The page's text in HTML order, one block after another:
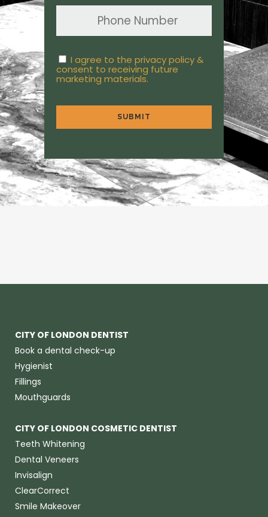
Consent
I agree to the privacy policy &
consent to receiving future
marketing materials.
CITY OF LONDON DENTIST
Book a dental check-up
Hygienist
Fillings
Mouthguards
CITY OF LONDON COSMETIC DENTIST
Teeth Whitening
Dental Veneers
Invisalign
ClearCorrect
Smile Makeover